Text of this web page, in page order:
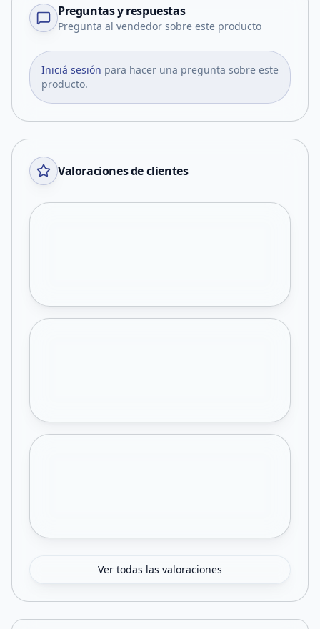
Preguntas y respuestas
Pregunta al vendedor sobre este producto
Iniciá sesión para hacer una pregunta sobre este
producto.
Valoraciones de clientes
Ver todas las valoraciones